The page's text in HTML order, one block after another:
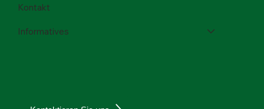
Kontakt
Informatives